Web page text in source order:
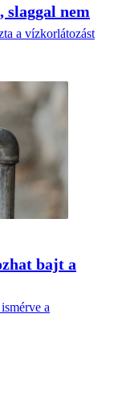
slaggal nem
a vízkorlátozást
bajt a
a